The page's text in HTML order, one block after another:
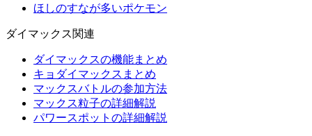
ほしのすなが多いポケモン
ダイマックス関連
ダイマックスの機能まとめ
キョダイマックスまとめ
マックスバトルの参加方法
マックス粒子の詳細解説
パワースポットの詳細解説